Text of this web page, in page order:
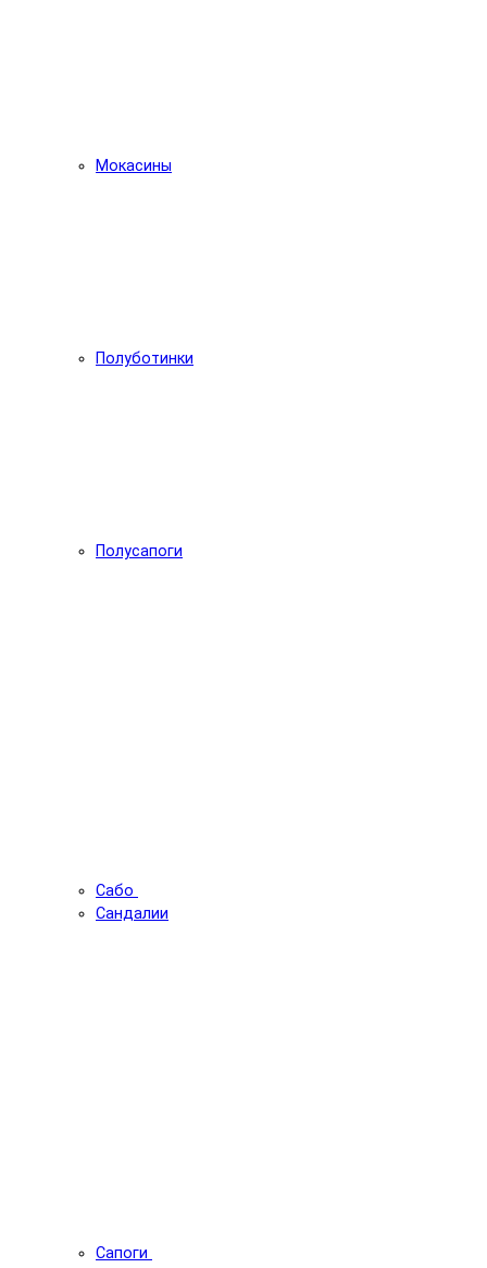
Мокасины
Полуботинки
Полусапоги
Сабо
Сандалии
Сапоги